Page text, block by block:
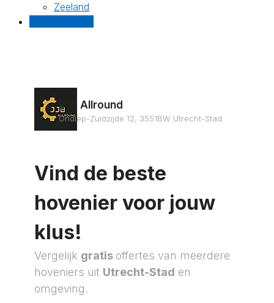
Zeeland
JJB Allround
Ondiep-Zuidzijde 12, 3551BW Utrecht-Stad
Vind de beste
hovenier voor jouw
klus!
Vergelijk gratis offertes van meerdere
hoveniers uit Utrecht-Stad en
omgeving.